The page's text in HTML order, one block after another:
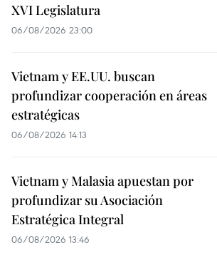
XVI Legislatura
06/08/2026 23:00
Vietnam y EE.UU. buscan
profundizar cooperación en áreas
estratégicas
06/08/2026 14:13
Vietnam y Malasia apuestan por
profundizar su Asociación
Estratégica Integral
06/08/2026 13:46